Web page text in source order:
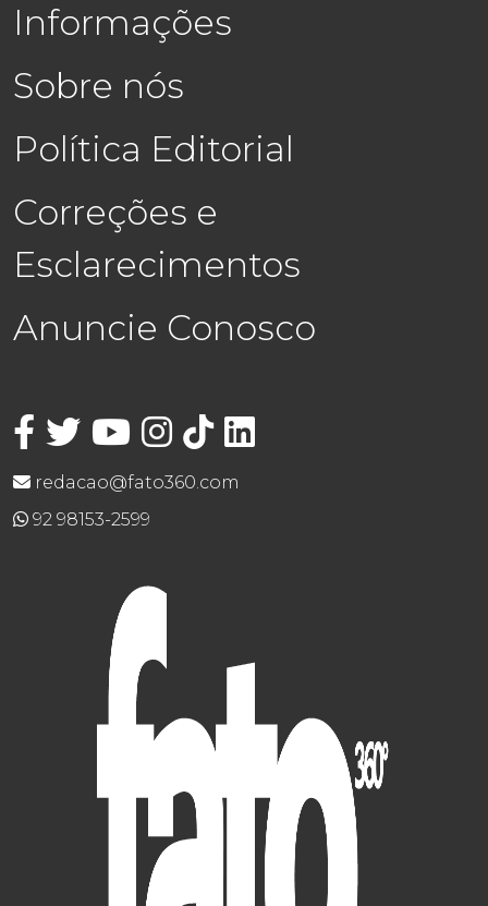
Informações
Sobre nós
Política Editorial
Correções e
Esclarecimentos
Anuncie Conosco
redacao@fato360.com
92 98153-2599